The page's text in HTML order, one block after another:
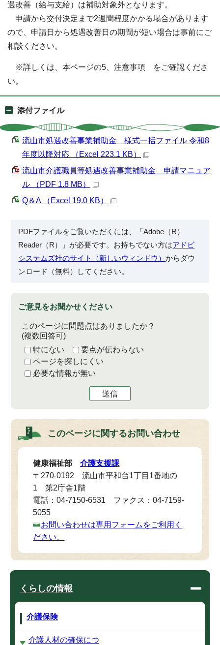
遇改善（給与支給）は補助対象外となります。
申請から交付決定まで2週間程度かかる場合があります
ので、申請日から処遇改善日の期間が短い場合は事前にご
相談ください。
※詳しくは、本ページの5、注意事項 をご確認くださ
い。
添付ファイル
流山市処遇改善事業補助金 様式一括ファイル 令和8
年度以降対応 （Excel 223.1 KB）
流山市介護職員等処遇改善事業補助金 申請マニュア
ル （PDF 1.8 MB）
Q＆A （Excel 19.0 KB）
PDFファイルをご覧いただくには、「Adobe（R）
Reader（R）」が必要です。お持ちでない方はアドビ
システムズ社のサイト（新しいウィンドウ）からダウ
ンロード（無料）してください。
ご意見をお聞かせください
このページに問題点はありましたか？
(複数回答可)
特にない
要点が伝わらない
ページを探しにくい
必要な情報が無い
送信
このページに関するお問い合わせ
健康福祉部介護支援課
〒270-0192 流山市平和台1丁目1番地の
1 第2庁舎1階
電話：04-7150-6531 ファクス：04-7159-
5055
お問い合わせは専用フォームをご利用く
ださい。
くらしの情報
介護保険
介護人材の確保につ